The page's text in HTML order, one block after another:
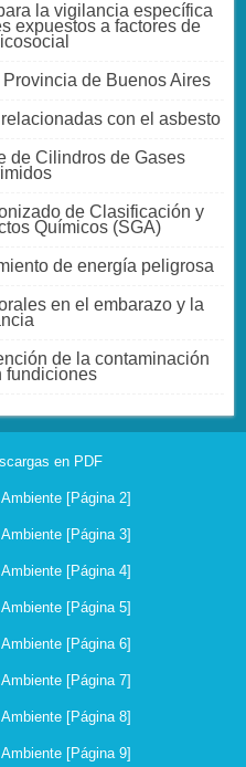
la vigilancia específica
expuestos a factores de
de Buenos Aires
con el asbesto
de Cilindros de Gases
de Clasificación y
Químicos (SGA)
de energía peligrosa
en el embarazo y la
de la contaminación
fundiciones
en PDF
[Página 2]
[Página 3]
[Página 4]
[Página 5]
[Página 6]
[Página 7]
[Página 8]
[Página 9]